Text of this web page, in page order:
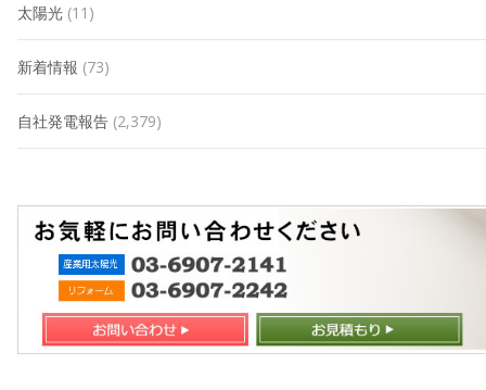
太陽光 (11)
新着情報 (73)
自社発電報告 (2,379)